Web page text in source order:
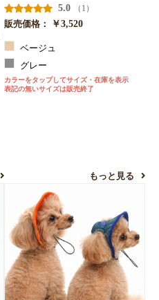
5.0
（1）
販売価格：
￥3,520
ベージュ
グレー
カラーをタップしてサイズ・在庫を表示
表記の無いサイズは販売終了
もっと見る